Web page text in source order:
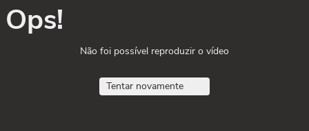
Ops!
Não foi possível reproduzir o vídeo
Tentar novamente